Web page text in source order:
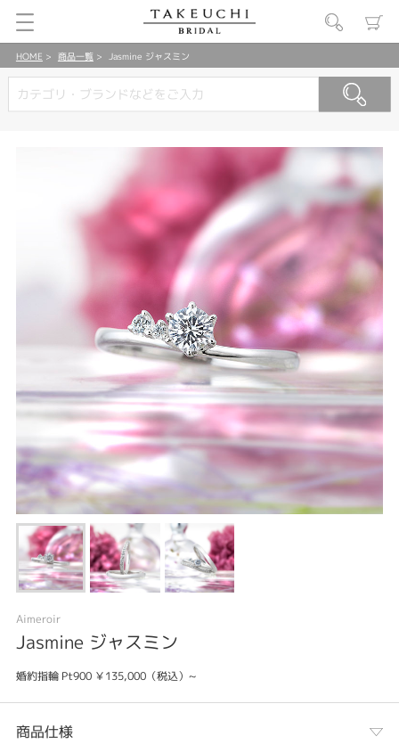
HOME 商品一覧 Jasmine ジャスミン
Aimeroir
Jasmine ジャスミン
婚約指輪 Pt900 ￥135,000（税込）~
商品仕様